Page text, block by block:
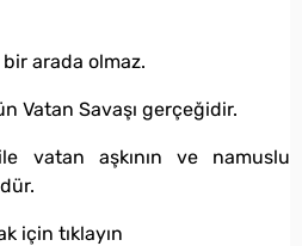
arada olmaz.
Vatan Savaşı gerçeğidir.
vatan aşkının ve namuslu
için tıklayın